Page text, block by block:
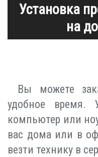
Установка
на
Вы можете
удобное время.
компьютер или
вас дома или в
везти технику в